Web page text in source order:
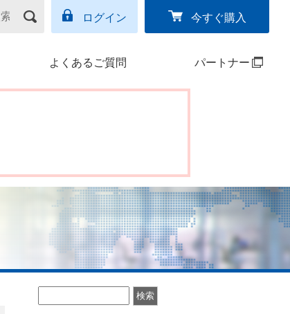
ログイン 今すぐ購入
よくあるご質問 パートナー